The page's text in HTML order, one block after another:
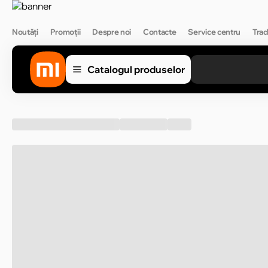
Noutăți Promoții Despre noi Contacte Service centru
Catalogul produselor